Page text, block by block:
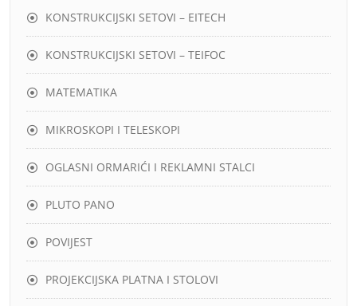
KONSTRUKCIJSKI SETOVI – EITECH
KONSTRUKCIJSKI SETOVI – TEIFOC
MATEMATIKA
MIKROSKOPI I TELESKOPI
OGLASNI ORMARIĆI I REKLAMNI STALCI
PLUTO PANO
POVIJEST
PROJEKCIJSKA PLATNA I STOLOVI